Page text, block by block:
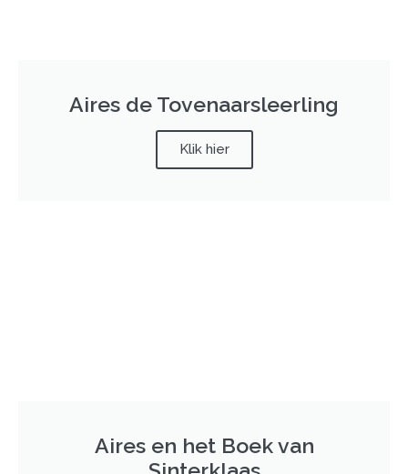
Aires de Tovenaarsleerling
Klik hier
Aires en het Boek van